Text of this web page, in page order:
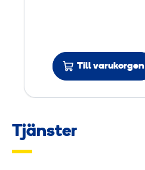
5
0
m
Till varukorgen
Tjänster